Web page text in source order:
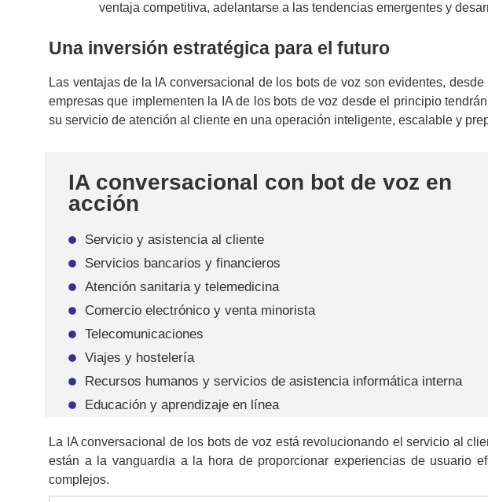
ventaja competitiva, adelantarse a las tendencias emergentes y
Una inversión estratégica para el futuro
Las ventajas de la IA conversacional de los bots de voz son evidentes,
empresas que implementen la IA de los bots de voz desde el principio
su servicio de atención al cliente en una operación inteligente, escalable y
IA conversacional con bot de voz en
acción
Servicio y asistencia al cliente
Servicios bancarios y financieros
Atención sanitaria y telemedicina
Comercio electrónico y venta minorista
Telecomunicaciones
Viajes y hostelería
Recursos humanos y servicios de asistencia informática interna
Educación y aprendizaje en línea
La IA conversacional de los bots de voz está revolucionando el servicio al
están a la vanguardia a la hora de proporcionar experiencias de usuario
complejos.